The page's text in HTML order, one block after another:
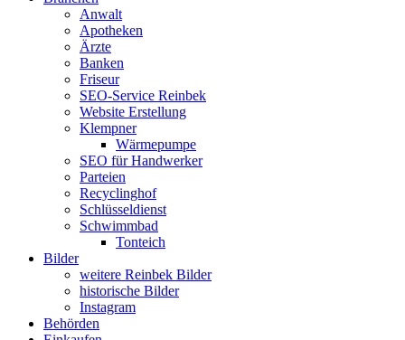
Anwalt
Apotheken
Ärzte
Banken
Friseur
SEO-Service Reinbek
Website Erstellung
Klempner
Wärmepumpe
SEO für Handwerker
Parteien
Recyclinghof
Schlüsseldienst
Schwimmbad
Tonteich
Bilder
weitere Reinbek Bilder
historische Bilder
Instagram
Behörden